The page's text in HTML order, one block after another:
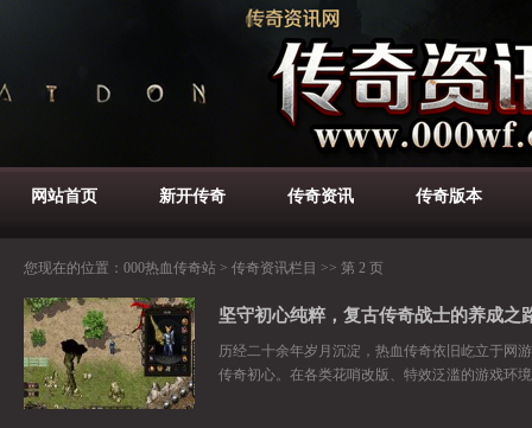
网站首页 新开传奇 传奇资讯 传奇版本
您现在的位置： 000热血传奇站 > 传奇资讯栏目 >> 第 2 页
坚守初心纯粹，复古传奇战士的养成之
历经二十余年岁月沉淀，热血传奇依旧屹立于网
传奇初心。在各类花哨改版、特效泛滥的游戏环